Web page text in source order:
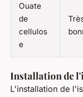
Ouate
de
cellulos
e
Installation de
L'installation de